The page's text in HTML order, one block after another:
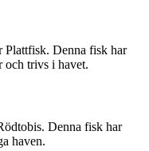
Plattfisk. Denna fisk har
och trivs i havet.
Denna fisk har
haven.